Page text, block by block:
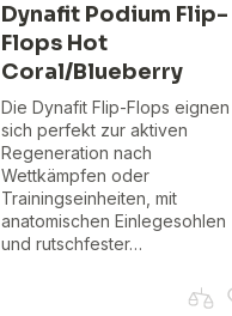
Dynafit Podium Flip-
Flops Hot
Coral/Blueberry
Die Dynafit Flip-Flops eignen
sich perfekt zur aktiven
Regeneration nach
Wettkämpfen oder
Trainingseinheiten, mit
anatomischen Einlegesohlen
und rutschfester…